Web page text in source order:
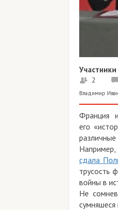
2
Владимир
Франция
его
сдала
трусость
войны в
Не
сумняшеся